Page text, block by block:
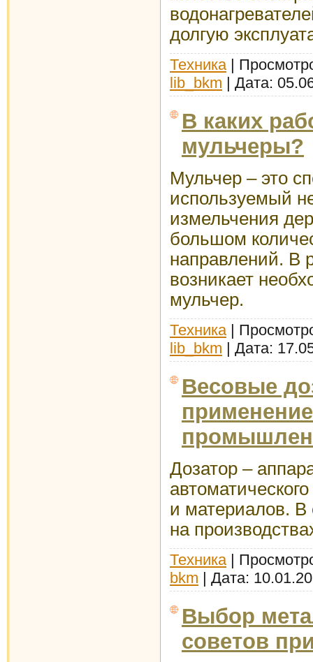
долгую
Техника|
lib_bkm | Дата:
В каких
мульчеры?
Мульчер – это
используемый
измельчения
большом
направлений. В
возникает
мульчер.
Техника|
lib_bkm | Дата:
Весовые
Дозатор –
и материалов. В
на
Техника|
bkm | Дата:
Выбор
советов